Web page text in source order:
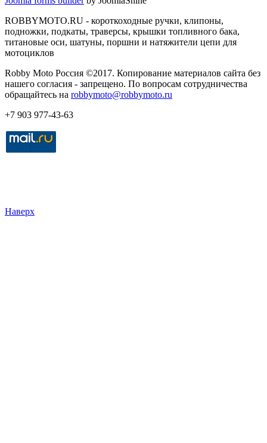
ROBBYMOTO.RU - короткоходные ручки, клипоны,
подножки, подкаты, траверсы, крышки топливного бака,
титановые оси, шатуны, поршни и натяжители цепи для
мотоциклов
Robby Moto Россия ©2017. Копирование материалов сайта без
нашего согласия - запрещено. По вопросам сотрудничества
обращайтесь на robbymoto@robbymoto.ru
+7 903 977-43-63
Наверх